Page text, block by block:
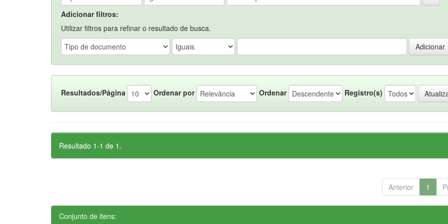
Adicionar filtros:
Utilizar filtros para refinar o resultado de busca.
Resultados/Página Ordenar por Ordenar Registro(s)
Resultado 1-1 de 1.
Anterior 1
Conjunto de itens: